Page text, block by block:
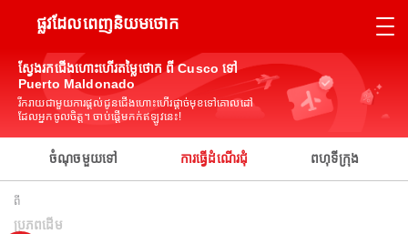
ផ្លូវដែលពេញនិយមថោក
ស្វែងរកជើងហោះហើរតម្លៃថោក ពី Cusco ទៅ
Puerto Maldonado
រីករាយជាមួយការផ្តល់ជូនជើងហោះហើរផ្តាច់មុខទៅគោលដៅ
ដែលអ្នកចូលចិត្ត។ ចាប់ផ្តើមកក់ឥឡូវនេះ!
ចំណុចមួយទៅ ការធ្វើដំណើរជុំ ពហុទីក្រុង
ពី
ប្រភពដើម